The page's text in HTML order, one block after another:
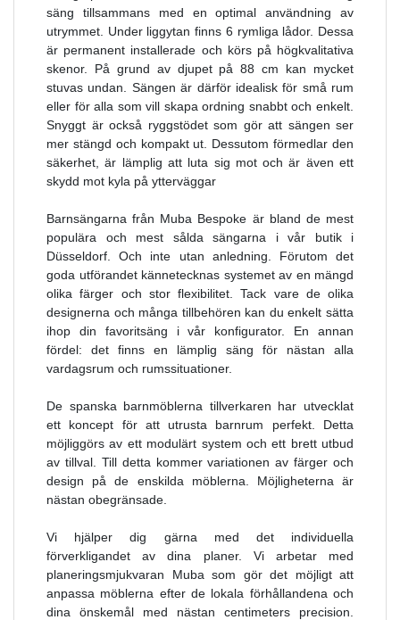
säng tillsammans med en optimal användning av
utrymmet. Under liggytan finns 6 rymliga lådor. Dessa
är permanent installerade och körs på högkvalitativa
skenor. På grund av djupet på 88 cm kan mycket
stuvas undan. Sängen är därför idealisk för små rum
eller för alla som vill skapa ordning snabbt och enkelt.
Snyggt är också ryggstödet som gör att sängen ser
mer stängd och kompakt ut. Dessutom förmedlar den
säkerhet, är lämplig att luta sig mot och är även ett
skydd mot kyla på ytterväggar
Barnsängarna från Muba Bespoke är bland de mest
populära och mest sålda sängarna i vår butik i
Düsseldorf. Och inte utan anledning. Förutom det
goda utförandet kännetecknas systemet av en mängd
olika färger och stor flexibilitet. Tack vare de olika
designerna och många tillbehören kan du enkelt sätta
ihop din favoritsäng i vår konfigurator. En annan
fördel: det finns en lämplig säng för nästan alla
vardagsrum och rumssituationer.
De spanska barnmöblerna tillverkaren har utvecklat
ett koncept för att utrusta barnrum perfekt. Detta
möjliggörs av ett modulärt system och ett brett utbud
av tillval. Till detta kommer variationen av färger och
design på de enskilda möblerna. Möjligheterna är
nästan obegränsade.
Vi hjälper dig gärna med det individuella
förverkligandet av dina planer. Vi arbetar med
planeringsmjukvaran Muba som gör det möjligt att
anpassa möblerna efter de lokala förhållandena och
dina önskemål med nästan centimeters precision.